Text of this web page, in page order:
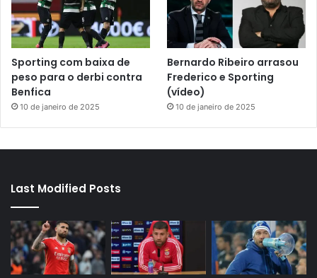
Sporting com baixa de
peso para o derbi contra
Benfica
10 de janeiro de 2025
Bernardo Ribeiro arrasou
Frederico e Sporting
(vídeo)
10 de janeiro de 2025
Last Modified Posts